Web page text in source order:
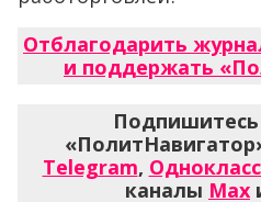
Отблагодарить
и поддержать
Подпишитесь
Telegram,
каналы Max